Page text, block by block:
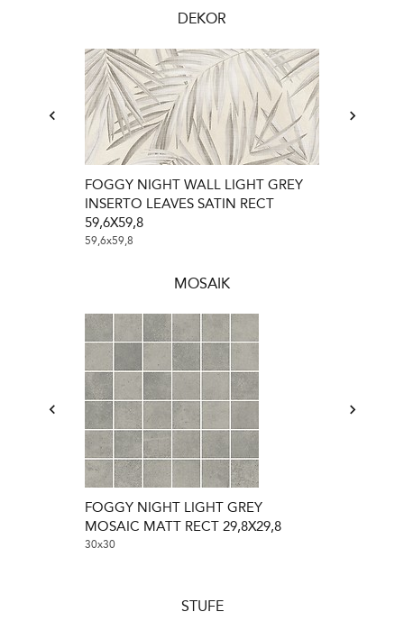
DEKOR
FOGGY NIGHT WALL LIGHT GREY
INSERTO LEAVES SATIN RECT
59,6X59,8
59,6x59,8
MOSAIK
FOGGY NIGHT LIGHT GREY
MOSAIC MATT RECT 29,8X29,8
30x30
STUFE